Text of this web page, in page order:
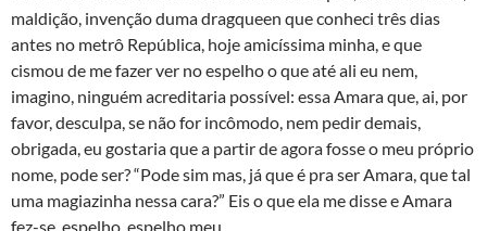
maldição, invenção duma dragqueen que conheci três dias
antes no metrô República, hoje amicíssima minha, e que
cismou de me fazer ver no espelho o que até ali eu nem,
imagino, ninguém acreditaria possível: essa Amara que, ai, por
favor, desculpa, se não for incômodo, nem pedir demais,
obrigada, eu gostaria que a partir de agora fosse o meu próprio
nome, pode ser? “Pode sim mas, já que é pra ser Amara, que tal
uma magiazinha nessa cara?” Eis o que ela me disse e Amara
fez-se, espelho, espelho meu.